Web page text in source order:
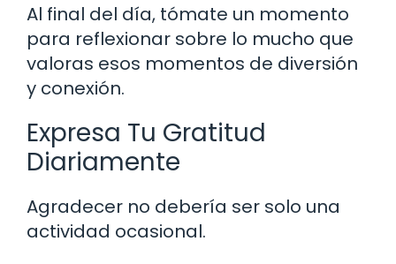
Al final del día, tómate un momento
para reflexionar sobre lo mucho que
valoras esos momentos de diversión
y conexión.
Expresa Tu Gratitud
Diariamente
Agradecer no debería ser solo una
actividad ocasional.